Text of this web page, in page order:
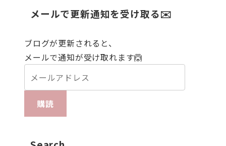
メールで更新通知を受け取る✉️
ブログが更新されると、
メールで通知が受け取れます🙆
購読